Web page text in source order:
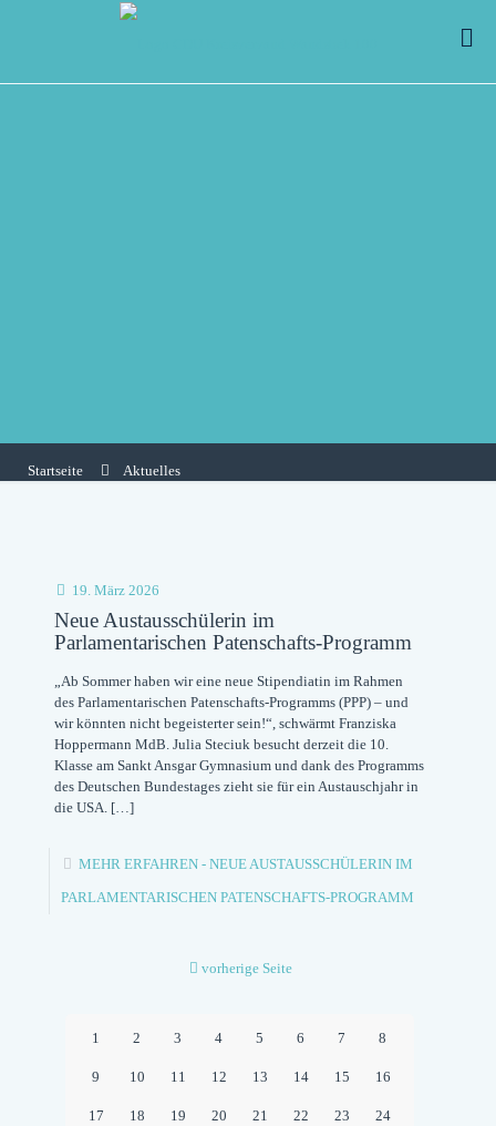
Startseite Aktuelles
19. März 2026
Neue Austausschülerin im
Parlamentarischen Patenschafts-Programm
„Ab Sommer haben wir eine neue Stipendiatin im Rahmen
des Parlamentarischen Patenschafts-Programms (PPP) – und
wir könnten nicht begeisterter sein!“, schwärmt Franziska
Hoppermann MdB. Julia Steciuk besucht derzeit die 10.
Klasse am Sankt Ansgar Gymnasium und dank des Programms
des Deutschen Bundestages zieht sie für ein Austauschjahr in
die USA.[…]
MEHR ERFAHREN- NEUE AUSTAUSSCHÜLERIN IM
PARLAMENTARISCHEN PATENSCHAFTS-PROGRAMM
vorherige Seite
1 2 3 4 5 6 7 8
9 10 11 12 13 14 15 16
17 18 19 20 21 22 23 24